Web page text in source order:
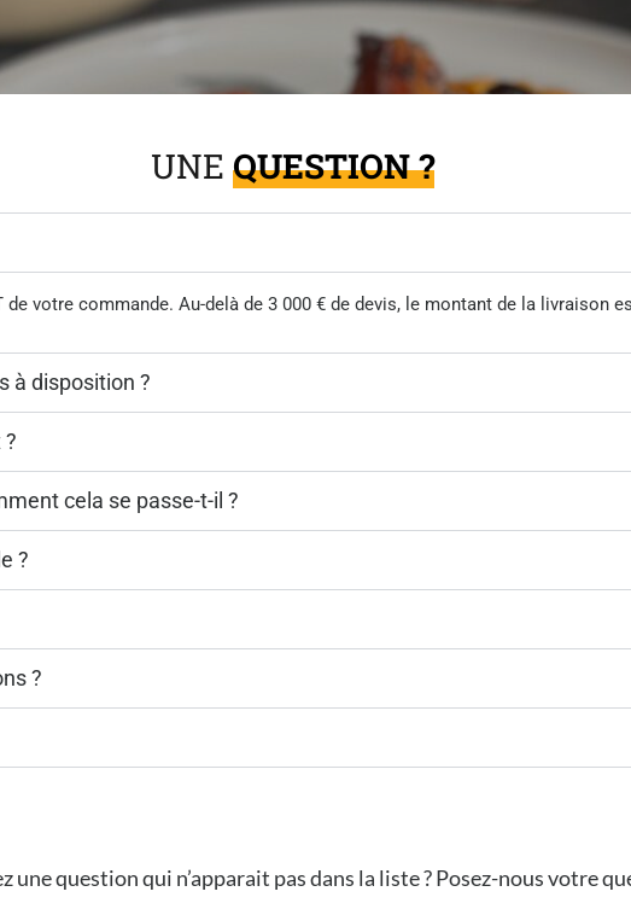
UNE QUESTION ?
votre commande. Au-delà de 3 000 € de devis, le montant de la livraison
à disposition ?
cela se passe-t-il ?
?
?
une question qui n’apparait pas dans la liste ? Posez-nous votre